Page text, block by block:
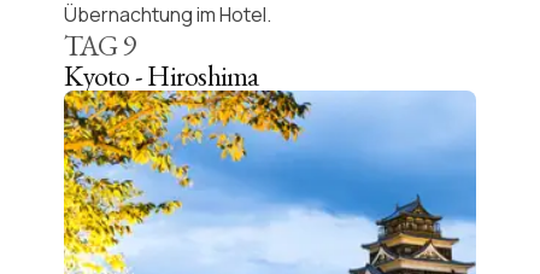
Übernachtung im Hotel.
TAG9
Kyoto - Hiroshima